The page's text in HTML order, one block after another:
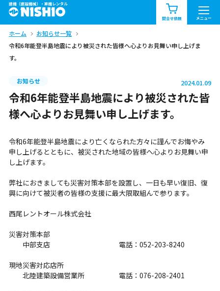
建機（建設機械）・重機レンタル
問合せ依頼 メニュー
商品一覧 お知らせ一覧
問合せ依頼リスト
北海道 関東
中部 関西 中国・四国
九州・沖縄（外部）
ホーム
お知らせ一覧
令和6年能登半島地震により被災された皆様へ心よりお見舞い申し上げま
す。
お知らせ 2024.01.09
令和6年能登半島地震により被災された皆
様へ心よりお見舞い申し上げます。
令和6年能登半島地震により亡くなられた方々に謹んでお悔やみ
申し上げるとともに、被災された地域の皆様へ心よりお見舞い申
し上げます。
弊社におきましても災害対策本部を設置し、一日も早い復旧、復
興に向けて被災者の皆様の支援に最大限取組んで参ります。
西尾レントオール株式会社
災害対策本部
中部支店 電話：052-203-8240
現地災害対応店所
北陸建築設備営業所 電話：076-208-2401